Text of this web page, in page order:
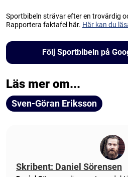
Sportbibeln strävar efter en trovärdig
Rapportera faktafel här. Här kan du
Följ Sportbibeln på
Läs mer om...
Sven-Göran Eriksson
Skribent: Daniel Sörensen